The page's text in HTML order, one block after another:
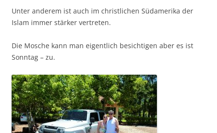
Unter anderem ist auch im christlichen Südamerika der
Islam immer stärker vertreten.
Die Mosche kann man eigentlich besichtigen aber es ist
Sonntag – zu.